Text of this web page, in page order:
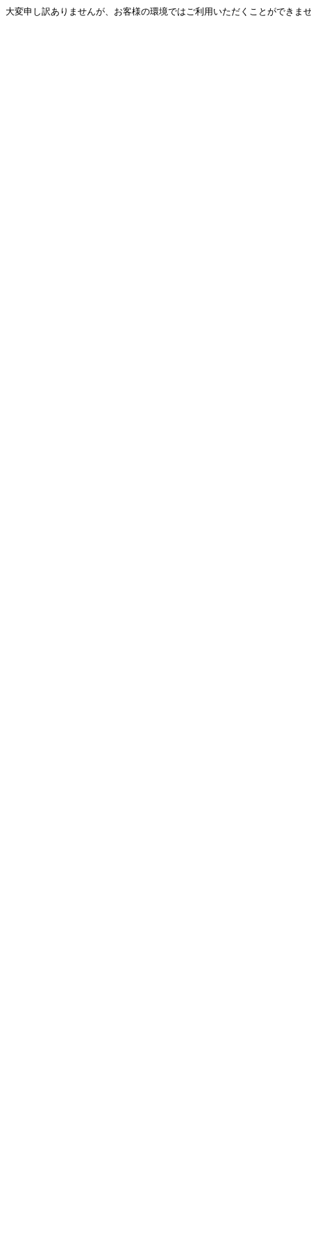
大変申し訳ありませんが、お客様の環境ではご利用いただくことができ